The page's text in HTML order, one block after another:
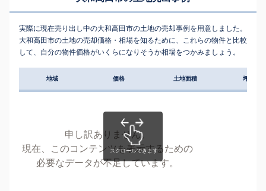
実際に現在売り出し中の大和高田市の土地の売却事例を用意しました。
大和高田市の土地の売却価格・相場を知るために、これらの物件と比較
して、自分の物件価格がいくらになりそうか相場をつかみましょう。
地域 価格 土地面積 坪単価
申し訳ありません。
現在、このコンテンツを表示するための
必要なデータが不足しています。